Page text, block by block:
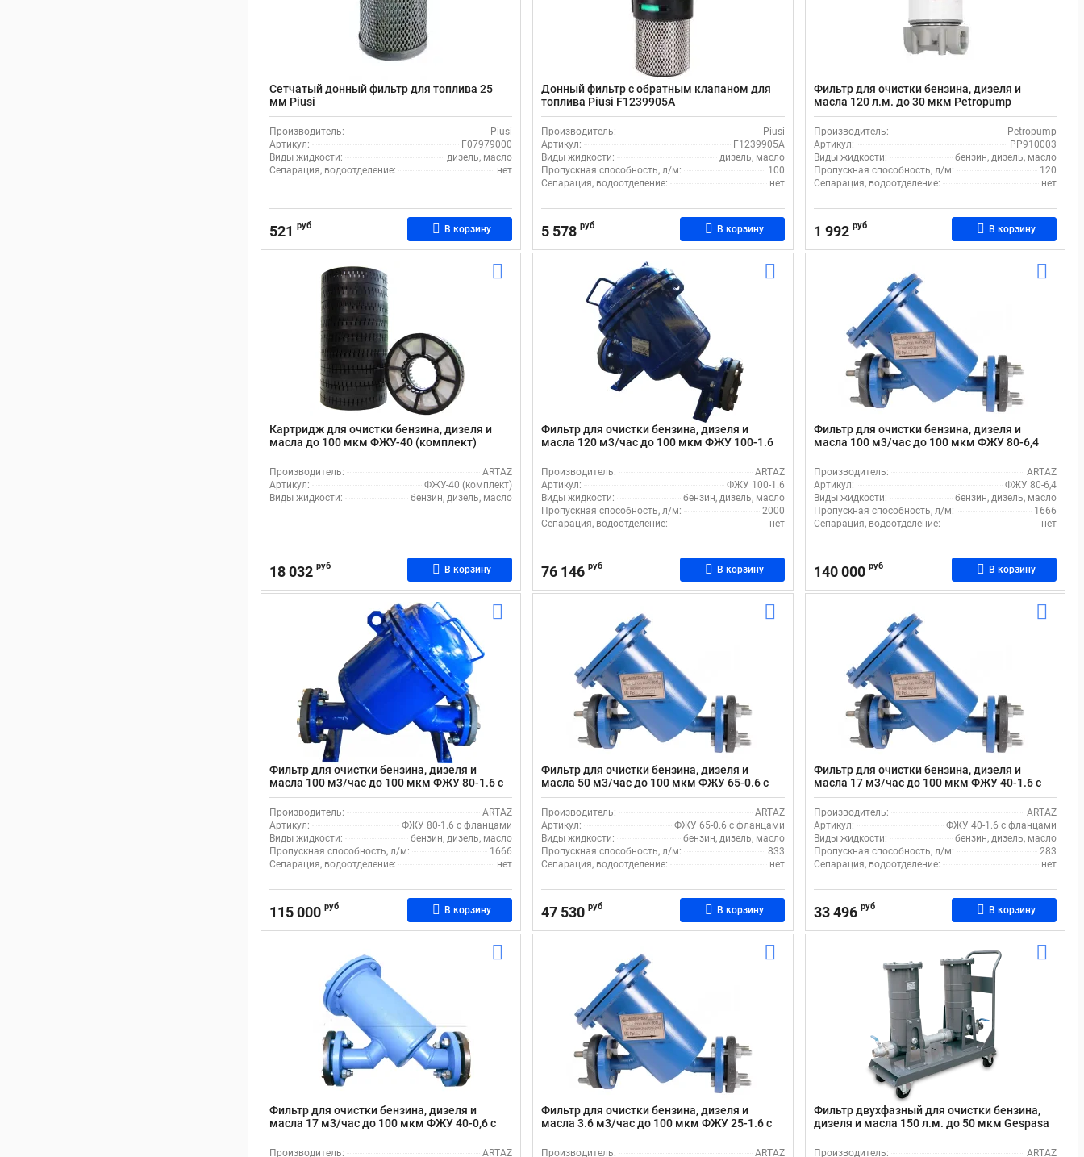
Сетчатый донный фильтр для топлива 25
мм Piusi
Производитель:
Piusi
Артикул:
F07979000
Виды жидкости:
дизель, масло
Сепарация, водоотделение:
нет
521 руб В корзину
Донный фильтр с обратным клапаном для
топлива Piusi F1239905A
Производитель:
Piusi
Артикул:
F1239905A
Виды жидкости:
дизель, масло
Пропускная способность, л/м:
100
Сепарация, водоотделение:
нет
5 578 руб В корзину
Фильтр для очистки бензина, дизеля и
масла 120 л.м. до 30 мкм Petropump
PP910003
Производитель:
Petropump
Артикул:
PP910003
Виды жидкости:
бензин, дизель, масло
Пропускная способность, л/м:
120
Сепарация, водоотделение:
нет
1 992 руб В корзину
Картридж для очистки бензина, дизеля и
масла до 100 мкм ФЖУ-40 (комплект)
Производитель:
ARTAZ
Артикул:
ФЖУ-40 (комплект)
Виды жидкости:
бензин, дизель, масло
18 032 руб В корзину
Фильтр для очистки бензина, дизеля и
масла 120 м3/час до 100 мкм ФЖУ 100-1.6
Производитель:
ARTAZ
Артикул:
ФЖУ 100-1.6
Виды жидкости:
бензин, дизель, масло
Пропускная способность, л/м:
2000
Сепарация, водоотделение:
нет
76 146 руб В корзину
Фильтр для очистки бензина, дизеля и
масла 100 м3/час до 100 мкм ФЖУ 80-6,4
Производитель:
ARTAZ
Артикул:
ФЖУ 80-6,4
Виды жидкости:
бензин, дизель, масло
Пропускная способность, л/м:
1666
Сепарация, водоотделение:
нет
140 000 руб В корзину
Фильтр для очистки бензина, дизеля и
масла 100 м3/час до 100 мкм ФЖУ 80-1.6 с
фланцами
Производитель:
ARTAZ
Артикул:
ФЖУ 80-1.6 с фланцами
Виды жидкости:
бензин, дизель, масло
Пропускная способность, л/м:
1666
Сепарация, водоотделение:
нет
115 000 руб В корзину
Фильтр для очистки бензина, дизеля и
масла 50 м3/час до 100 мкм ФЖУ 65-0.6 с
фланцами
Производитель:
ARTAZ
Артикул:
ФЖУ 65-0.6 с фланцами
Виды жидкости:
бензин, дизель, масло
Пропускная способность, л/м:
833
Сепарация, водоотделение:
нет
47 530 руб В корзину
Фильтр для очистки бензина, дизеля и
масла 17 м3/час до 100 мкм ФЖУ 40-1.6 с
фланцами
Производитель:
ARTAZ
Артикул:
ФЖУ 40-1.6 с фланцами
Виды жидкости:
бензин, дизель, масло
Пропускная способность, л/м:
283
Сепарация, водоотделение:
нет
33 496 руб В корзину
Фильтр для очистки бензина, дизеля и
масла 17 м3/час до 100 мкм ФЖУ 40-0,6 с
фланцами
Производитель: ARTAZ
Фильтр для очистки бензина, дизеля и
масла 3.6 м3/час до 100 мкм ФЖУ 25-1.6 с
фланцами
Производитель: ARTAZ
Фильтр двухфазный для очистки бензина,
дизеля и масла 150 л.м. до 50 мкм Gespasa
FG-300x2 Mobile Filtering Kit + BAG-800_220В
Производитель: ARTAZ